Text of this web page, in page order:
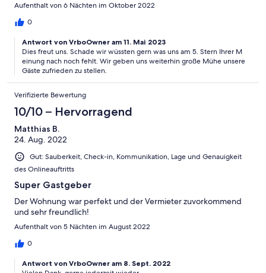
Aufenthalt von 6 Nächten im Oktober 2022
0
Antwort von VrboOwner am 11. Mai 2023
Dies freut uns. Schade wir wüssten gern was uns am 5. Stern Ihrer M
einung nach noch fehlt. Wir geben uns weiterhin große Mühe unsere
Gäste zufrieden zu stellen.
Verifizierte Bewertung
10/10 – Hervorragend
Matthias B.
24. Aug. 2022
Gut: Sauberkeit, Check-in, Kommunikation, Lage und Genauigkeit
des Onlineauftritts
Super Gastgeber
Der Wohnung war perfekt und der Vermieter zuvorkommend
und sehr freundlich!
Aufenthalt von 5 Nächten im August 2022
0
Antwort von VrboOwner am 8. Sept. 2022